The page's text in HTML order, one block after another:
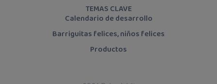
TEMAS CLAVE
Calendario de desarrollo
Barriguitas felices, niños felices
Productos